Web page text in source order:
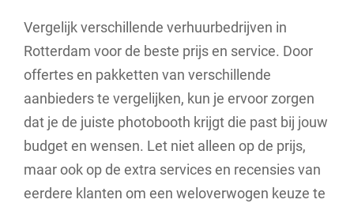
Vergelijk verschillende verhuurbedrijven in
Rotterdam voor de beste prijs en service. Door
offertes en pakketten van verschillende
aanbieders te vergelijken, kun je ervoor zorgen
dat je de juiste photobooth krijgt die past bij jouw
budget en wensen. Let niet alleen op de prijs,
maar ook op de extra services en recensies van
eerdere klanten om een weloverwogen keuze te